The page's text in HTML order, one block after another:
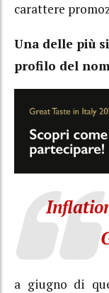
carattere
Una delle più
profilo del
a giugno di